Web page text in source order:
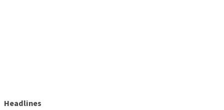
Headlines